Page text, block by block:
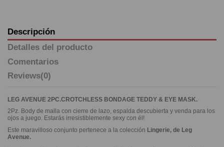
Descripción
Detalles del producto
Comentarios
Reviews(0)
LEG AVENUE 2PC.CROTCHLESS BONDAGE TEDDY & EYE MASK.
2Pz. Body de malla con cierre de lazo, espalda descubierta y venda para los
ojos a juego. Estarás irresistiblemente sexy con él!
Este maravilloso conjunto pertenece a la colección Lingerie, de Leg
Avenue.